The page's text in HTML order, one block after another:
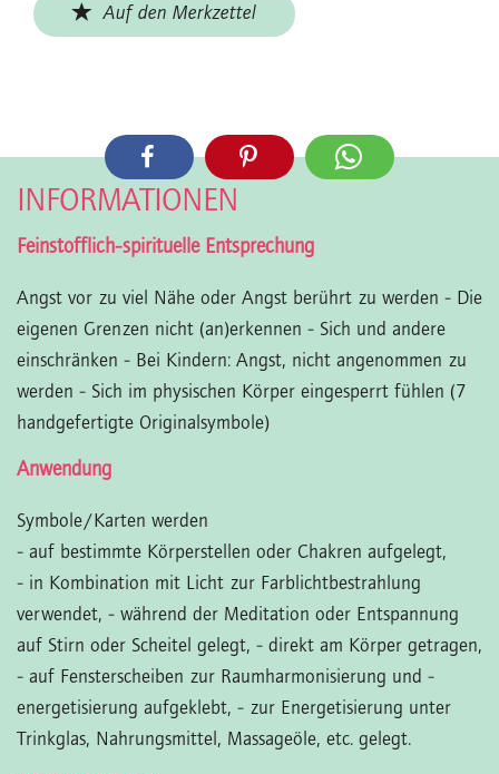
Auf den Merkzettel
INFORMATIONEN
Feinstofflich-spirituelle Entsprechung
Angst vor zu viel Nähe oder Angst berührt zu werden - Die
eigenen Grenzen nicht (an)erkennen - Sich und andere
einschränken - Bei Kindern: Angst, nicht angenommen zu
werden - Sich im physischen Körper eingesperrt fühlen (7
handgefertigte Originalsymbole)
Anwendung
Symbole/Karten werden
- auf bestimmte Körperstellen oder Chakren aufgelegt,
- in Kombination mit Licht zur Farblichtbestrahlung
verwendet, - während der Meditation oder Entspannung
auf Stirn oder Scheitel gelegt, - direkt am Körper getragen,
- auf Fensterscheiben zur Raumharmonisierung und -
energetisierung aufgeklebt, - zur Energetisierung unter
Trinkglas, Nahrungsmittel, Massageöle, etc. gelegt.